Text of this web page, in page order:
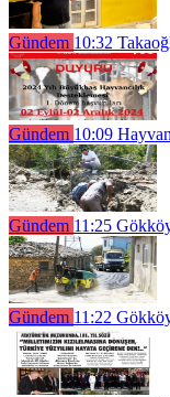
Gündem 10:32
Gündem 10:09
Gündem 11:25
Gündem 11:22